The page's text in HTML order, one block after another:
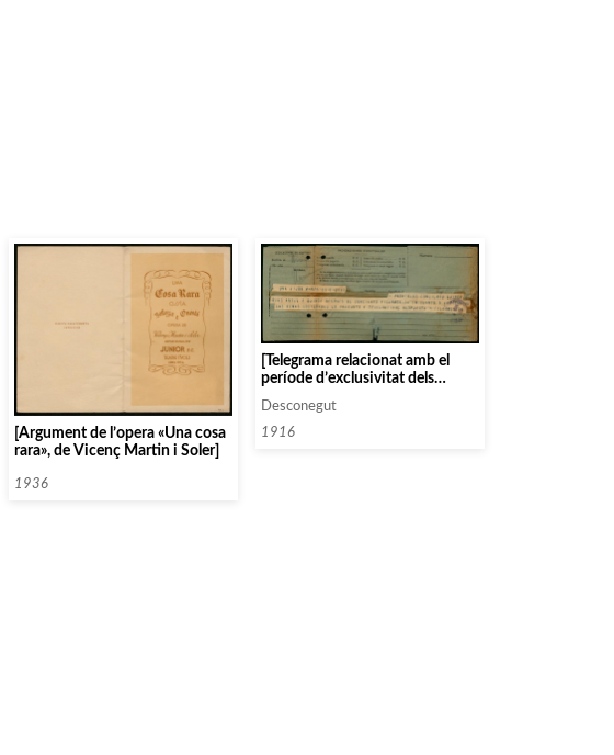
[Argument de l’opera «Una cosa
rara», de Vicenç Martin i Soler]
1936
[Telegrama relacionat amb el
període d’exclusivitat dels
artistes al voltant d’una
actuació]
Desconegut
1916